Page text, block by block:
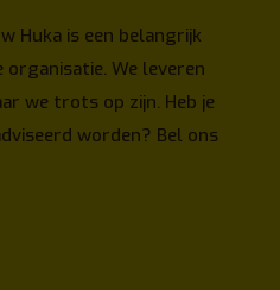
Huka is een belangrijk
We leveren
we trots op zijn. Heb je
worden? Bel ons